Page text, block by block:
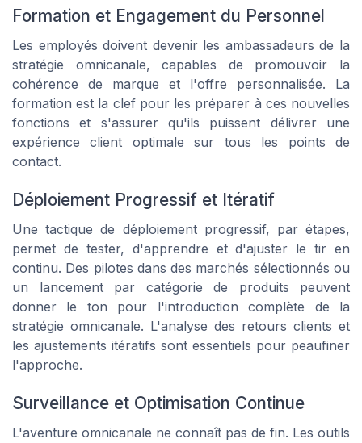
Formation et Engagement du Personnel
Les employés doivent devenir les ambassadeurs de la
stratégie omnicanale, capables de promouvoir la
cohérence de marque et l'offre personnalisée. La
formation est la clef pour les préparer à ces nouvelles
fonctions et s'assurer qu'ils puissent délivrer une
expérience client optimale sur tous les points de
contact.
Déploiement Progressif et Itératif
Une tactique de déploiement progressif, par étapes,
permet de tester, d'apprendre et d'ajuster le tir en
continu. Des pilotes dans des marchés sélectionnés ou
un lancement par catégorie de produits peuvent
donner le ton pour l'introduction complète de la
stratégie omnicanale. L'analyse des retours clients et
les ajustements itératifs sont essentiels pour peaufiner
l'approche.
Surveillance et Optimisation Continue
L'aventure omnicanale ne connaît pas de fin. Les outils